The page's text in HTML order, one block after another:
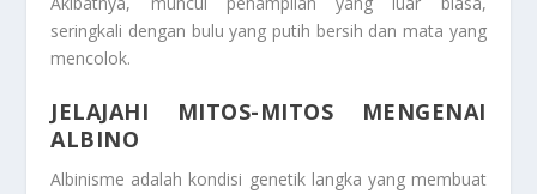
seringkali dengan bulu yang putih bersih dan mata yang
mencolok.
JELAJAHI MITOS-MITOS MENGENAI
ALBINO
Albinisme adalah kondisi genetik langka yang membuat